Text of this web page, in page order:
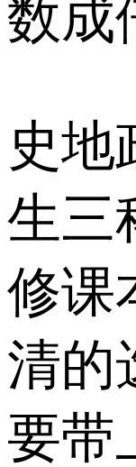
数成
史地
生三
修课
清的
要带